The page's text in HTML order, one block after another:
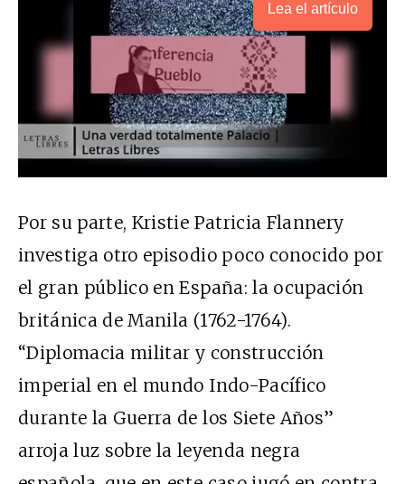
Lea el artículo
Por su parte, Kristie Patricia Flannery
investiga otro episodio poco conocido por
el gran público en España: la ocupación
británica de Manila (1762-1764).
“Diplomacia militar y construcción
imperial en el mundo Indo-Pacífico
durante la Guerra de los Siete Años”
arroja luz sobre la leyenda negra